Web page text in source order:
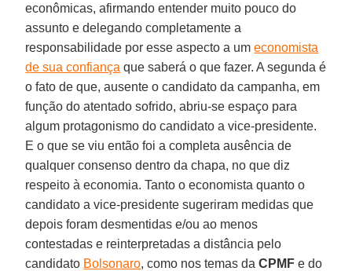
econômicas, afirmando entender muito pouco do
assunto e delegando completamente a
responsabilidade por esse aspecto a umeconomista
de sua confiança que saberá o que fazer. A segunda é
o fato de que, ausente o candidato da campanha, em
função do atentado sofrido, abriu-se espaço para
algum protagonismo do candidato a vice-presidente.
E o que se viu então foi a completa ausência de
qualquer consenso dentro da chapa, no que diz
respeito à economia. Tanto o economista quanto o
candidato a vice-presidente sugeriram medidas que
depois foram desmentidas e/ou ao menos
contestadas e reinterpretadas a distância pelo
candidato Bolsonaro, como nos temas daCPMF e do